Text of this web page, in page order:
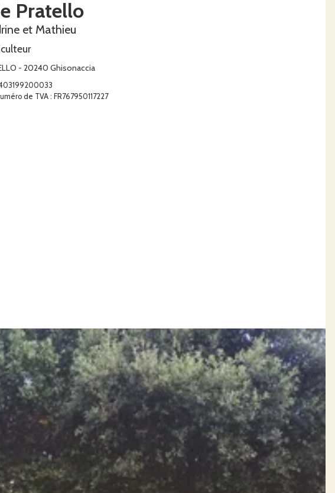
Pratello
et Mathieu
- 20240 Ghisonaccia
de TVA : FR767950117227